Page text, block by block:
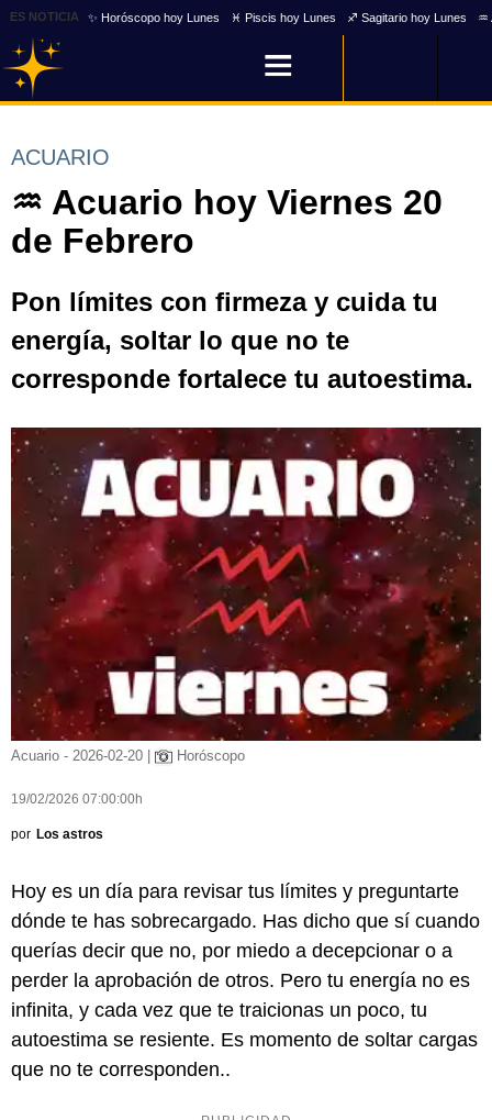
ES NOTICIA ✨ Horóscopo hoy Lunes ♓ Piscis hoy Lunes ♐ Sagitario hoy Lunes
ACUARIO
♒ Acuario hoy Viernes 20
de Febrero
Pon límites con firmeza y cuida tu
energía, soltar lo que no te
corresponde fortalece tu autoestima.
Acuario - 2026-02-20 | Horóscopo
19/02/2026 07:00:00h
por Los astros
Hoy es un día para revisar tus límites y preguntarte
dónde te has sobrecargado. Has dicho que sí cuando
querías decir que no, por miedo a decepcionar o a
perder la aprobación de otros. Pero tu energía no es
infinita, y cada vez que te traicionas un poco, tu
autoestima se resiente. Es momento de soltar cargas
que no te corresponden..